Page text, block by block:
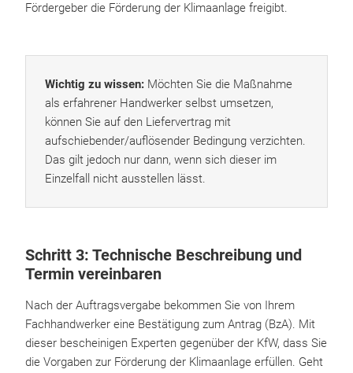
Fördergeber die Förderung der Klimaanlage freigibt.
Wichtig zu wissen: Möchten Sie die Maßnahme
als erfahrener Handwerker selbst umsetzen,
können Sie auf den Liefervertrag mit
aufschiebender/auflösender Bedingung verzichten.
Das gilt jedoch nur dann, wenn sich dieser im
Einzelfall nicht ausstellen lässt.
Schritt 3: Technische Beschreibung und
Termin vereinbaren
Nach der Auftragsvergabe bekommen Sie von Ihrem
Fachhandwerker eine Bestätigung zum Antrag (BzA). Mit
dieser bescheinigen Experten gegenüber der KfW, dass Sie
die Vorgaben zur Förderung der Klimaanlage erfüllen. Geht